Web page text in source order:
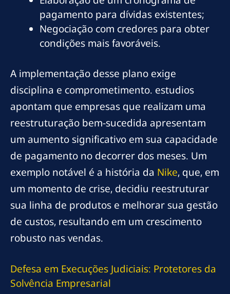
pagamento para dívidas existentes;
Negociação com credores para obter
condições mais favoráveis.
A implementação desse plano exige
disciplina e comprometimento. estudios
apontam que empresas que realizam uma
reestruturação bem-sucedida apresentam
um aumento significativo em sua capacidade
de pagamento no decorrer dos meses. Um
exemplo notável é a história da Nike, que, em
um momento de crise, decidiu reestruturar
sua linha de produtos e melhorar sua gestão
de custos, resultando em um crescimento
robusto nas vendas.
Defesa em Execuções Judiciais: Protetores da
Solvência Empresarial